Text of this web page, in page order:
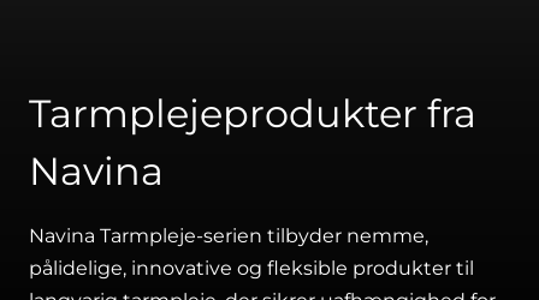
Tarmplejeprodukter fra
Navina
Navina Tarmpleje-serien tilbyder nemme,
pålidelige, innovative og fleksible produkter til